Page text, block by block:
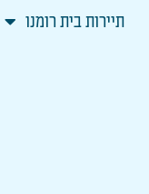
תיירות בית רומנו